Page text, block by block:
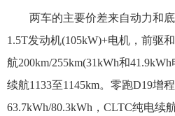
两车的主要价差来自动力和
1.5T发动机(105kW)+电机，前驱
航200km/255km(31kWh和
续航1133至1145km。零跑D19增
63.7kWh/80.3kWh，CLTC纯电续